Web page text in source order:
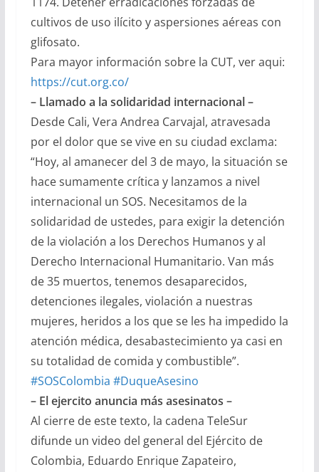
cultivos de uso ilícito y aspersiones aéreas con
glifosato.
Para mayor información sobre la CUT, ver aqui:
https://cut.org.co/
– Llamado a la solidaridad internacional –
Desde Cali, Vera Andrea Carvajal, atravesada
por el dolor que se vive en su ciudad exclama:
“Hoy, al amanecer del 3 de mayo, la situación se
hace sumamente crítica y lanzamos a nivel
internacional un SOS. Necesitamos de la
solidaridad de ustedes, para exigir la detención
de la violación a los Derechos Humanos y al
Derecho Internacional Humanitario. Van más
de 35 muertos, tenemos desaparecidos,
detenciones ilegales, violación a nuestras
mujeres, heridos a los que se les ha impedido la
atención médica, desabastecimiento ya casi en
su totalidad de comida y combustible”.
#SOSColombia #DuqueAsesino
– El ejercito anuncia más asesinatos –
Al cierre de este texto, la cadena TeleSur
difunde un video del general del Ejército de
Colombia, Eduardo Enrique Zapateiro,